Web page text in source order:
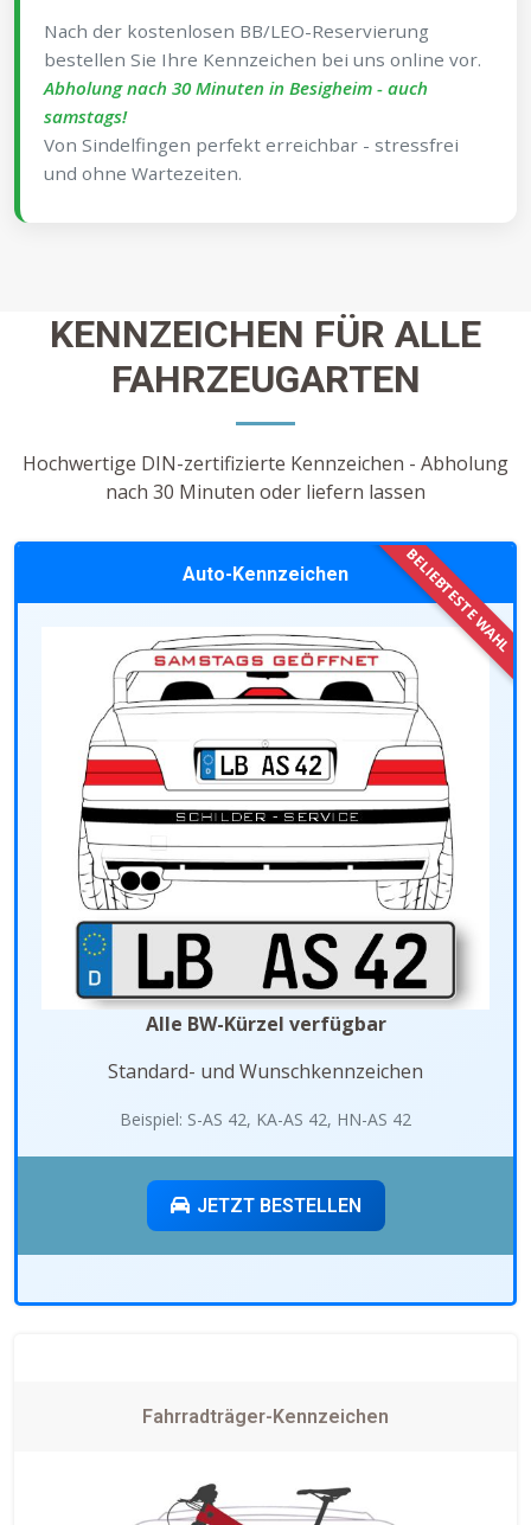
Nach der kostenlosen BB/LEO-Reservierung
bestellen Sie Ihre Kennzeichen bei uns online vor.
Abholung nach 30 Minuten in Besigheim - auch
samstags!
Von Sindelfingen perfekt erreichbar - stressfrei
und ohne Wartezeiten.
KENNZEICHEN FÜR ALLE
FAHRZEUGARTEN
Hochwertige DIN-zertifizierte Kennzeichen - Abholung
nach 30 Minuten oder liefern lassen
Auto-Kennzeichen
Alle BW-Kürzel verfügbar
Standard- und Wunschkennzeichen
Beispiel: S-AS 42, KA-AS 42, HN-AS 42
JETZT BESTELLEN
Fahrradträger-Kennzeichen